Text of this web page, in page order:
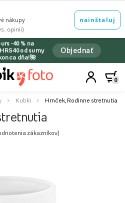
-40 % na
od sumy
dňa!🌺
Objednať
0
Kubki Hrnček, Rodinne stretnutia
zákazníkov)